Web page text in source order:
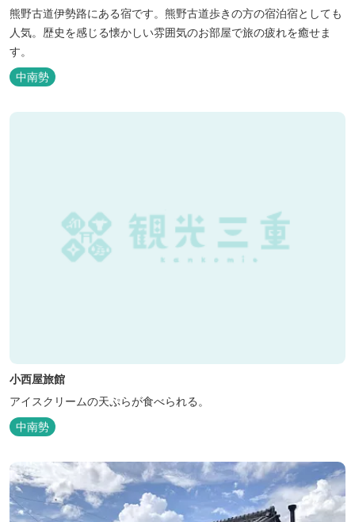
熊野古道伊勢路にある宿です。熊野古道歩きの方の宿泊宿としても
人気。歴史を感じる懐かしい雰囲気のお部屋で旅の疲れを癒せま
す。
中南勢
小西屋旅館
アイスクリームの天ぷらが食べられる。
中南勢